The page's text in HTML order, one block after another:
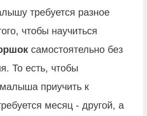
требуется разное
чтобы научиться
самостоятельно без
То есть, чтобы
приучить к
месяц - другой, а